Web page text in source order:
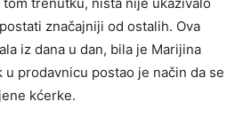
značajniji od ostalih. Ova
iz dana u dan, bila je Marijina
u prodavnicu postao je način da se
kćerke.